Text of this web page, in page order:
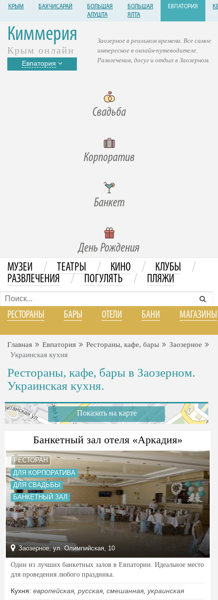
КРЫМ БАХЧИСАРАЙ
БОЛЬШАЯ
АЛУШТА
БОЛЬШАЯ
ЯЛТА
ЕВПАТОРИЯ
Киммерия
Крым онлайн
Евпатория
Свадьба
Корпоратив
Банкет
День Рождения
Заозерное в реальном времени. Все самое
интересное в онлайн-путеводителе.
Развлечения, досуг и отдых в Заозерном.
МУЗЕИ / ТЕАТРЫ / КИНО / КЛУБЫ /
РАЗВЛЕЧЕНИЯ / ПОГУЛЯТЬ / ПЛЯЖИ
РЕСТОРАНЫ БАРЫ ОТЕЛИ БАНИ МАГАЗИНЫ
Главная Евпатория Рестораны, кафе, бары
Заозерное
Украинская кухня
Рестораны, кафе, бары в Заозерном.
Украинская кухня.
Показать на карте
Банкетный зал отеля «Аркадия»
РЕСТОРАН
ДЛЯ КОРПОРАТИВА
ДЛЯ СВАДЬБЫ
БАНКЕТНЫЙ ЗАЛ
Заозерное, ул. Олимпийская, 10
Один из лучших банкетных залов в Евпатории. Идеальное место
для проведения любого праздника.
Кухня: европейская русская смешанная украинская